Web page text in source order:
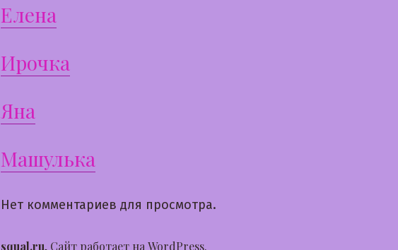
Елена
Ирочка
Яна
Машулька
Нет комментариев для просмотра.
squal.ru, Сайт работает на WordPress.